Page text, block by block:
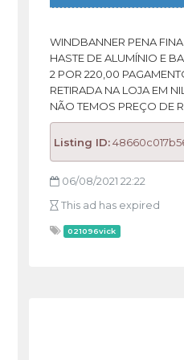
WINDBANNER PENA
HASTE DE ALUMÍNIO E
2 POR 220,00
RETIRADA NA LOJA EM
NÃO TEMOS PREÇO
Listing ID:
06/08/2021 22:22
This ad has expired
021096vick